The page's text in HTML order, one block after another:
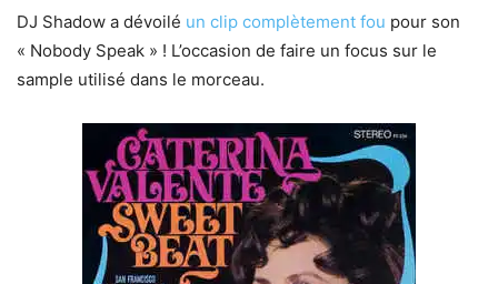
DJ Shadow a dévoilé un clip complètement fou pour son
« Nobody Speak » ! L’occasion de faire un focus sur le
sample utilisé dans le morceau.